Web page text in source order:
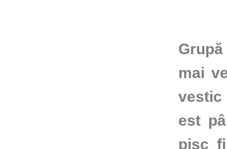
mai
vestic
est
pisc